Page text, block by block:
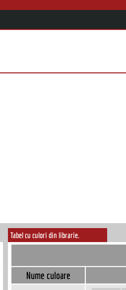
Tabel cu culori din librarie.
Nume culoare